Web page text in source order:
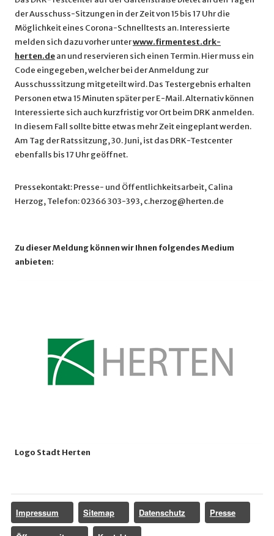
der Ausschuss-Sitzungen in der Zeit von 15 bis 17 Uhr die
Möglichkeit eines Corona-Schnelltests an. Interessierte
melden sich dazu vorher unterwww.firmentest.drk-
herten.dean und reservieren sich einen Termin. Hier muss ein
Code eingegeben, welcher bei der Anmeldung zur
Ausschusssitzung mitgeteilt wird. Das Testergebnis erhalten
Personen etwa 15 Minuten später per E-Mail. Alternativ können
Interessierte sich auch kurzfristig vor Ort beim DRK anmelden.
In diesem Fall sollte bitte etwas mehr Zeit eingeplant werden.
Am Tag der Ratssitzung, 30. Juni, ist das DRK-Testcenter
ebenfalls bis 17 Uhr geöffnet.
Pressekontakt: Presse- und Öffentlichkeitsarbeit, Calina
Herzog, Telefon: 02366 303-393, c.herzog@herten.de
Zu dieser Meldung können wir Ihnen folgendes Medium
anbieten:
Logo Stadt Herten
Impressum Sitemap Datenschutz Presse